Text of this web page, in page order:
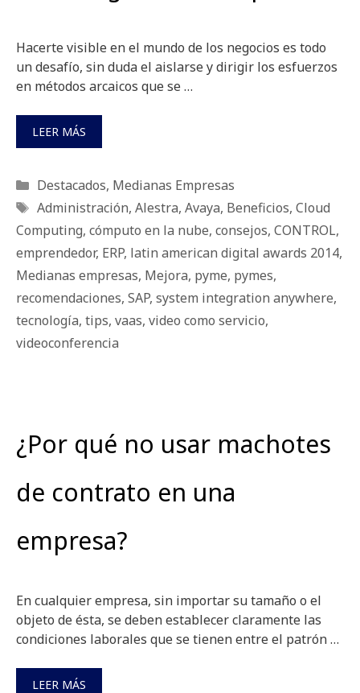
Hacerte visible en el mundo de los negocios es todo
un desafío, sin duda el aislarse y dirigir los esfuerzos
en métodos arcaicos que se …
LEER MÁS
Categorías
Destacados, Medianas Empresas
Etiquetas
Administración, Alestra, Avaya, Beneficios, Cloud
Computing, cómputo en la nube, consejos, CONTROL,
emprendedor, ERP, latin american digital awards 2014,
Medianas empresas, Mejora, pyme, pymes,
recomendaciones, SAP, system integration anywhere,
tecnología, tips, vaas, video como servicio,
videoconferencia
¿Por qué no usar machotes
de contrato en una
empresa?
En cualquier empresa, sin importar su tamaño o el
objeto de ésta, se deben establecer claramente las
condiciones laborales que se tienen entre el patrón …
LEER MÁS